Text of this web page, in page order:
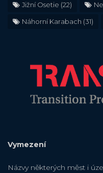
Jižní Osetie (22)
Náhorní Karabach (31)
Vymezení
Názvy některých měst i